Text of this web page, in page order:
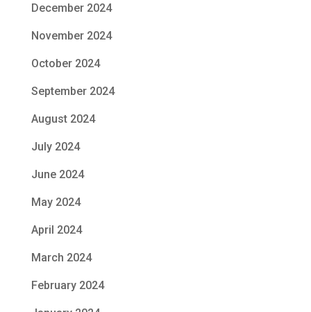
December 2024
November 2024
October 2024
September 2024
August 2024
July 2024
June 2024
May 2024
April 2024
March 2024
February 2024